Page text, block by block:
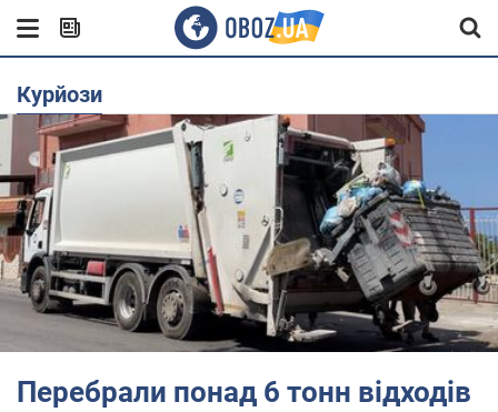
курйози
Перебрали понад 6 тонн відходів